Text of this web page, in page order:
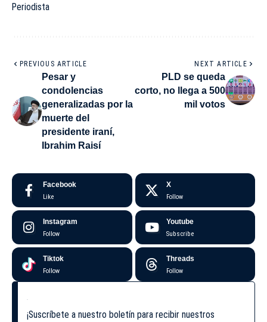
Periodista
PREVIOUS ARTICLE
Pesar y
condolencias
generalizadas por la
muerte del
presidente iraní,
Ibrahim Raisí
NEXT ARTICLE
PLD se queda
corto, no llega a 500
mil votos
Facebook
Like
X
Follow
Instagram
Follow
Youtube
Subscribe
Tiktok
Follow
Threads
Follow
¡Suscríbete a nuestro boletín para recibir nuestros